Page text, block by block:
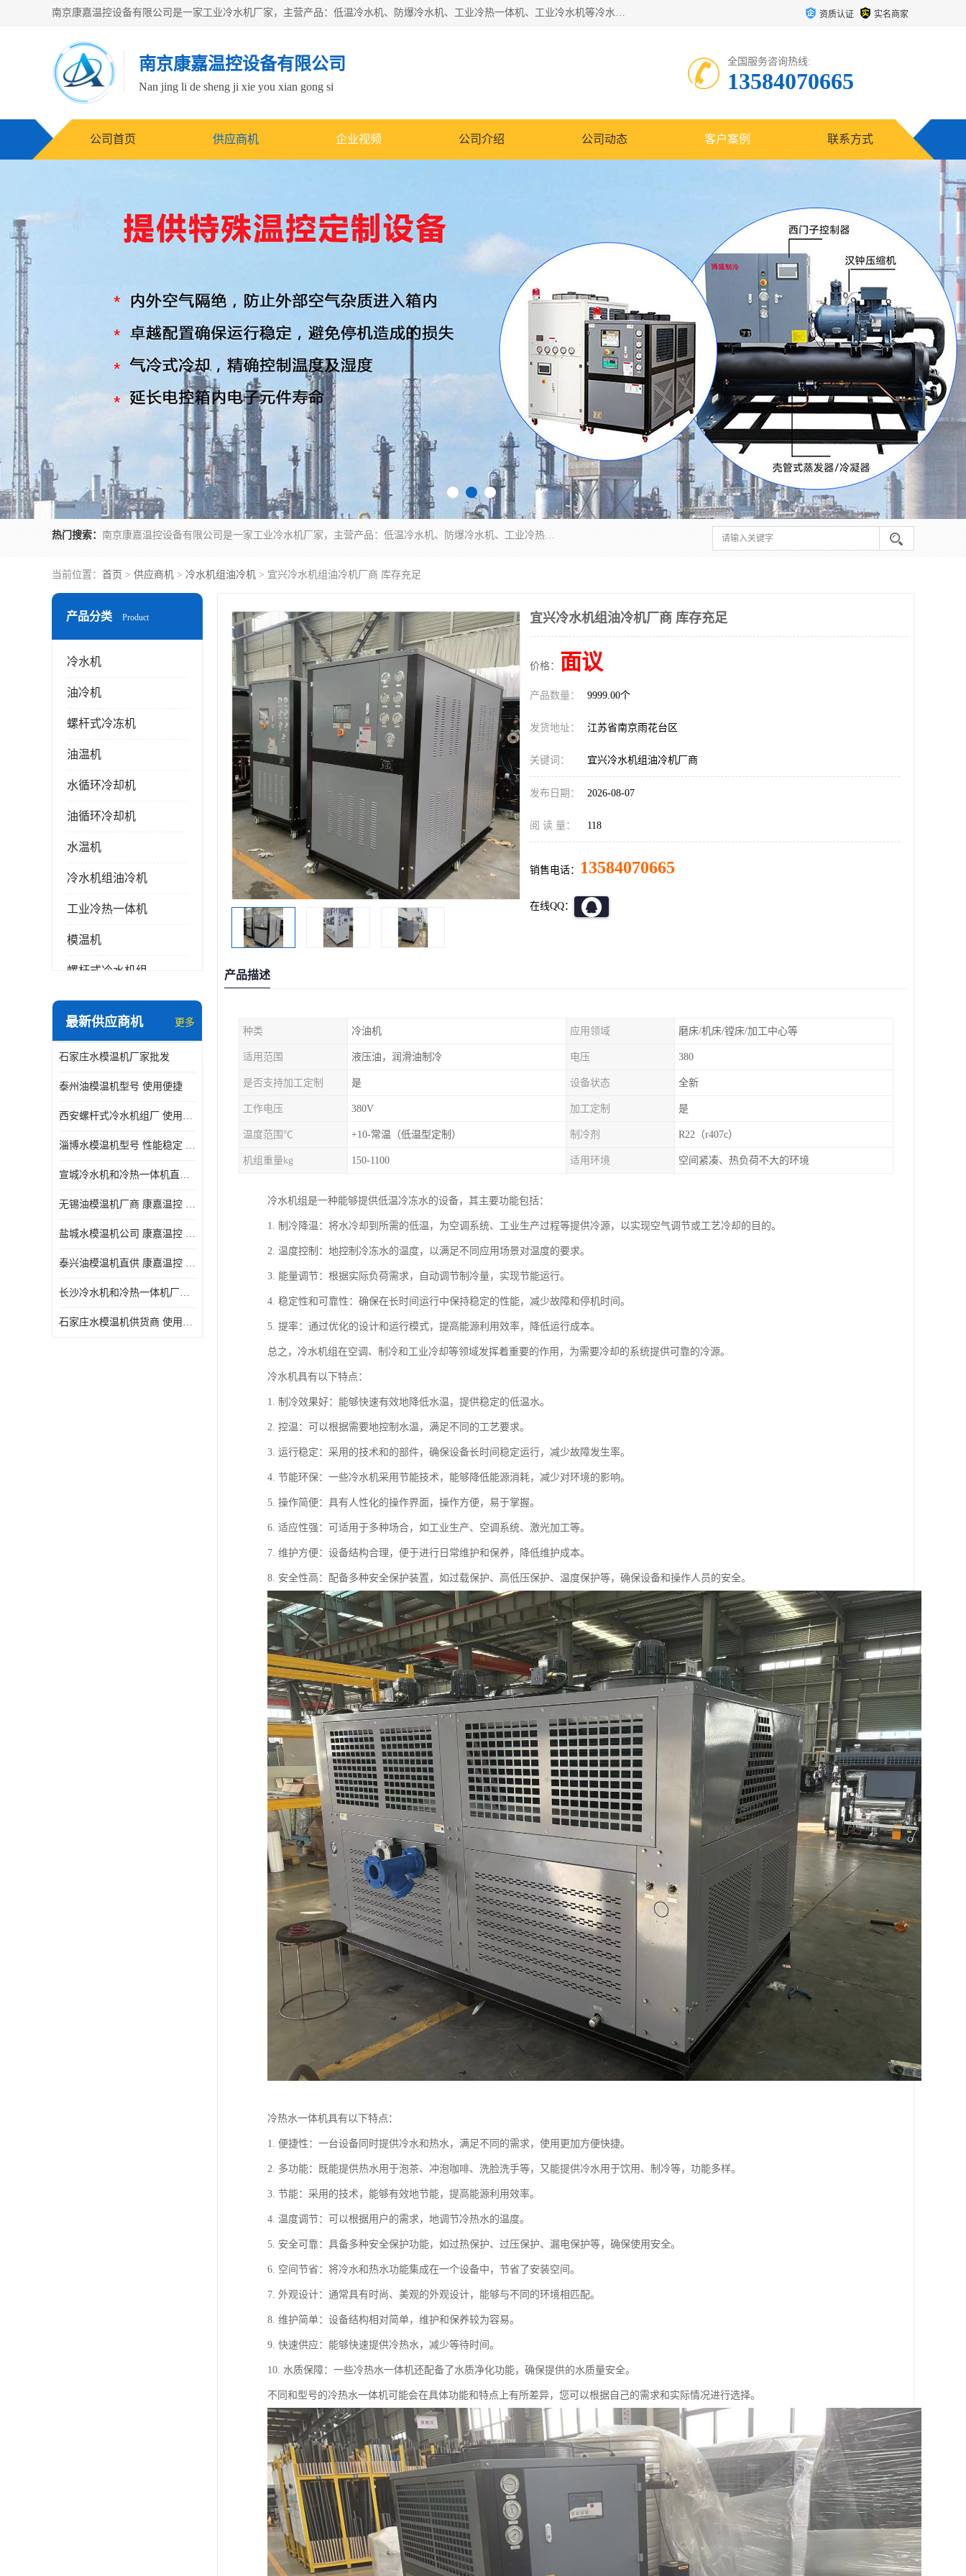
南京康嘉温控设备有限公司是一家工业冷水机厂家，主营产品：低温冷水机、防爆冷水机、工业冷热一体机、工业冷水机等冷水机，公司依托南京工业大学的技术，汇集众多业内技术，不断管理模式，使得我们的产品始终处于国内成员之一水平，在业界享有很高赞誉，是欧洲、北美、中东、东南亚等多个国家和地区。 资质认证 实名商家
南京康嘉温控设备有限公司
Nan jing li de sheng ji xie you xian gong si
全国服务咨询热线:
13584070665
公司首页 供应商机 企业视频 公司介绍 公司动态 客户案例 联系方式
热门搜索： 南京康嘉温控设备有限公司是一家工业冷水机厂家，主营产品：低温冷水机、防爆冷水机、工业冷热一体机、工业冷水机等冷水机，公司依托南京工业大学的技术，汇集众多业内技术，不断管理模式，使得我们的产品始终处于国内成员之一水平，在业界享有很高赞誉，是欧洲、北美、中东、东南亚等多个国家和地区。
当前位置： 首页 > 供应商机 > 冷水机组油冷机 > 宜兴冷水机组油冷机厂商 库存充足
产品分类 Product
冷水机
油冷机
螺杆式冷冻机
油温机
水循环冷却机
油循环冷却机
水温机
冷水机组油冷机
工业冷热一体机
模温机
螺杆式冷水机组
冷水机和冷热一体机
防爆冷水机
最新供应商机 更多
石家庄水模温机厂家批发
泰州油模温机型号 使用便捷
西安螺杆式冷水机组厂 使用便捷
淄博水模温机型号 性能稳定 康嘉温控
宣城冷水机和冷热一体机直供 操作方便
无锡油模温机厂商 康嘉温控 性能稳定
盐城水模温机公司 康嘉温控 操作方便
泰兴油模温机直供 康嘉温控 使用便捷
长沙冷水机和冷热一体机厂家电话 库存充足
石家庄水模温机供货商 使用便捷
宜兴冷水机组油冷机厂商 库存充足
价格： 面议
产品数量： 9999.00个
发货地址： 江苏省南京雨花台区
关键词： 宜兴冷水机组油冷机厂商
发布日期： 2026-08-07
阅 读 量： 118
销售电话： 13584070665
在线QQ：
产品描述
种类 冷油机 应用领域 磨床/机床/镗床/加工中心等
适用范围 液压油，润滑油制冷 电压 380
是否支持加工定制 是 设备状态 全新
工作电压 380V 加工定制 是
温度范围℃ +10-常温（低温型定制） 制冷剂 R22（r407c）
机组重量kg 150-1100 适用环境 空间紧凑、热负荷不大的环境
冷水机组是一种能够提供低温冷冻水的设备，其主要功能包括：
1. 制冷降温：将水冷却到所需的低温，为空调系统、工业生产过程等提供冷源，以实现空气调节或工艺冷却的目的。
2. 温度控制：地控制冷冻水的温度，以满足不同应用场景对温度的要求。
3. 能量调节：根据实际负荷需求，自动调节制冷量，实现节能运行。
4. 稳定性和可靠性：确保在长时间运行中保持稳定的性能，减少故障和停机时间。
5. 提率：通过优化的设计和运行模式，提高能源利用效率，降低运行成本。
总之，冷水机组在空调、制冷和工业冷却等领域发挥着重要的作用，为需要冷却的系统提供可靠的冷源。
冷水机具有以下特点：
1. 制冷效果好：能够快速有效地降低水温，提供稳定的低温水。
2. 控温：可以根据需要地控制水温，满足不同的工艺要求。
3. 运行稳定：采用的技术和的部件，确保设备长时间稳定运行，减少故障发生率。
4. 节能环保：一些冷水机采用节能技术，能够降低能源消耗，减少对环境的影响。
5. 操作简便：具有人性化的操作界面，操作方便，易于掌握。
6. 适应性强：可适用于多种场合，如工业生产、空调系统、激光加工等。
7. 维护方便：设备结构合理，便于进行日常维护和保养，降低维护成本。
8. 安全性高：配备多种安全保护装置，如过载保护、高低压保护、温度保护等，确保设备和操作人员的安全。
冷热水一体机具有以下特点：
1. 便捷性：一台设备同时提供冷水和热水，满足不同的需求，使用更加方便快捷。
2. 多功能：既能提供热水用于泡茶、冲泡咖啡、洗脸洗手等，又能提供冷水用于饮用、制冷等，功能多样。
3. 节能：采用的技术，能够有效地节能，提高能源利用效率。
4. 温度调节：可以根据用户的需求，地调节冷热水的温度。
5. 安全可靠：具备多种安全保护功能，如过热保护、过压保护、漏电保护等，确保使用安全。
6. 空间节省：将冷水和热水功能集成在一个设备中，节省了安装空间。
7. 外观设计：通常具有时尚、美观的外观设计，能够与不同的环境相匹配。
8. 维护简单：设备结构相对简单，维护和保养较为容易。
9. 快速供应：能够快速提供冷热水，减少等待时间。
10. 水质保障：一些冷热水一体机还配备了水质净化功能，确保提供的水质量安全。
不同和型号的冷热水一体机可能会在具体功能和特点上有所差异，您可以根据自己的需求和实际情况进行选择。